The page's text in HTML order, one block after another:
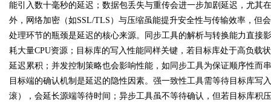
能引入数十毫秒的延迟；数据包丢失与重传会进一步加剧延迟，尤其
外，网络加密（如SSL/TLS）与压缩虽能提升安全性与传输效率，但
处理环节的瓶颈是延迟的核心来源。同步工具的解析与转换能力直
耗大量CPU资源；目标库的写入性能同样关键，若目标库处于高负载
延迟累积；并发控制策略也会影响性能，如同步工具为保证顺序性而
目标端的确认机制是延迟的隐性因素。强一致性工具需等待目标库
滚），会延长源端等待时间；异步工具虽不等待确认，但若目标库积